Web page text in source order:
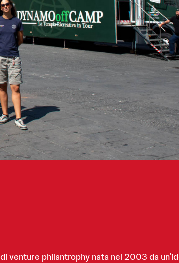
venture philantrophy nata nel 2003 da